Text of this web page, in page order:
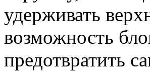
удерживать
возможность
предотвратить